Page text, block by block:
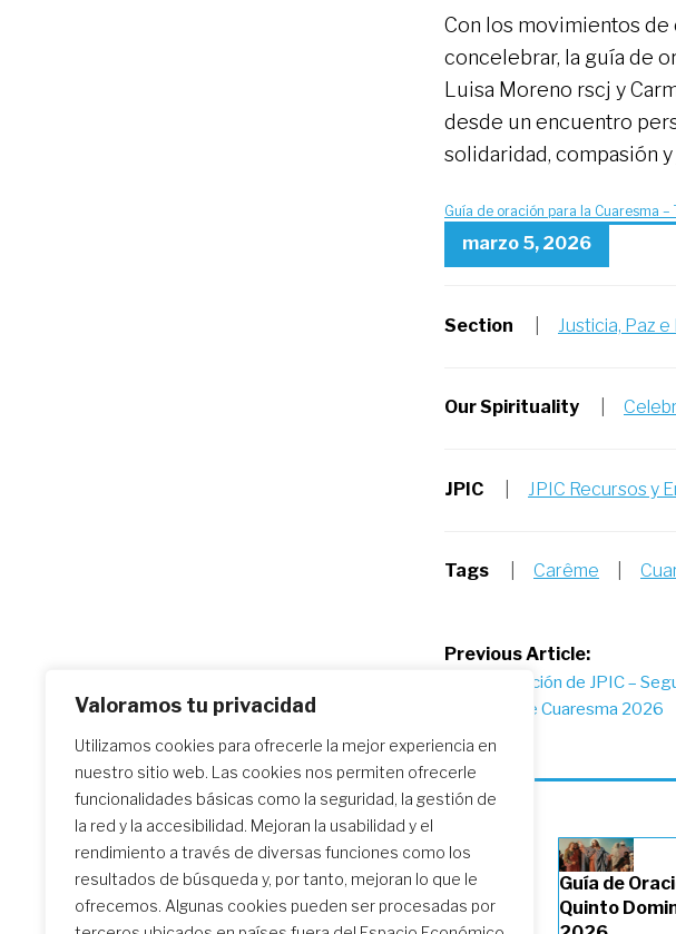
Valoramos tu privacidad
Utilizamos cookies para ofrecerle la mejor experiencia en
nuestro sitio web. Las cookies nos permiten ofrecerle
funcionalidades básicas como la seguridad, la gestión de
la red y la accesibilidad. Mejoran la usabilidad y el
rendimiento a través de diversas funciones como los
resultados de búsqueda y, por tanto, mejoran lo que le
ofrecemos. Algunas cookies pueden ser procesadas por
Con los movimientos
concelebrar, la guía de
Luisa Moreno rscj y
desde un encuentro
solidaridad, compasión
Guía de oración para la Cuaresma
marzo 5, 2026
Section Justicia, Paz
Our Spirituality
JPIC JPIC Recursos y
Tags Carême
Post
navigation
Previous Article:
Guía de Oración de JPIC –
Domingo de Cuaresma 2026
Similar Posts
Guía de Oración de JPIC –
Guía de
Quinto